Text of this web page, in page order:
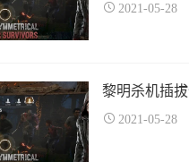
2021-05-28
黎明杀机插
2021-05-28